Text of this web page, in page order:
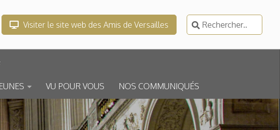
Visiter le site web des Amis de Versailles
Rechercher :
VU POUR VOUS NOS COMMUNIQUÉS